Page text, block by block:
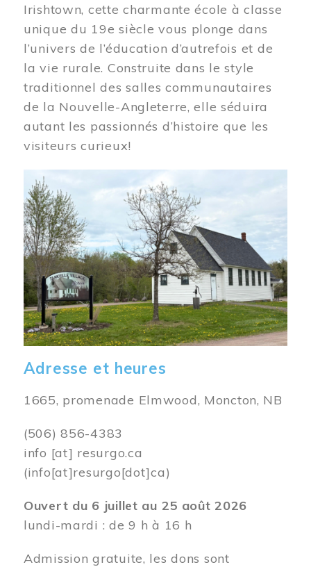
Irishtown, cette charmante école à classe
unique du 19e siècle vous plonge dans
l’univers de l’éducation d’autrefois et de
la vie rurale. Construite dans le style
traditionnel des salles communautaires
de la Nouvelle-Angleterre, elle séduira
autant les passionnés d’histoire que les
visiteurs curieux!
Image
Adresse et heures
1665, promenade Elmwood, Moncton, NB
(506) 856-4383
info [at] resurgo.ca
(info[at]resurgo[dot]ca)
Ouvert du 6 juillet au 25 août 2026
lundi-mardi : de 9 h à 16 h
Admission gratuite, les dons sont